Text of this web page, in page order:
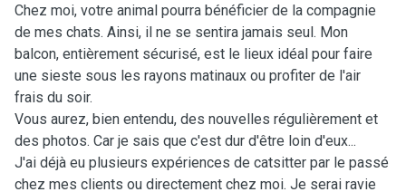
Chez moi, votre animal pourra bénéficier de la compagnie
de mes chats. Ainsi, il ne se sentira jamais seul. Mon
balcon, entièrement sécurisé, est le lieux idéal pour faire
une sieste sous les rayons matinaux ou profiter de l'air
frais du soir.
Vous aurez, bien entendu, des nouvelles régulièrement et
des photos. Car je sais que c'est dur d'être loin d'eux...
J'ai déjà eu plusieurs expériences de catsitter par le passé
chez mes clients ou directement chez moi. Je serai ravie